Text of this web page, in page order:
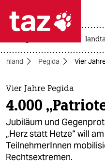
 taz
taz zahl
themen
politik
öko
gesellschaft
Pegida Vier
Vier Jahre Pegida
4.000
Jubiläum und
„Herz statt Hetze“ will
TeilnehmerInnen
Rechtsextremen.